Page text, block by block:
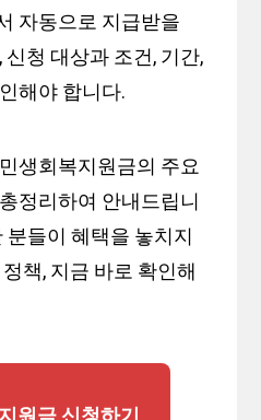
자동으로 지급받을
청 대상과 조건, 기간,
해야 합니다.
생회복지원금의 주요
정리하여 안내드립니
분들이 혜택을 놓치지
책, 지금 바로 확인해